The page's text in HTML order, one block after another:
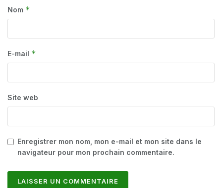
Nom *
E-mail *
Site web
Enregistrer mon nom, mon e-mail et mon site dans le
navigateur pour mon prochain commentaire.